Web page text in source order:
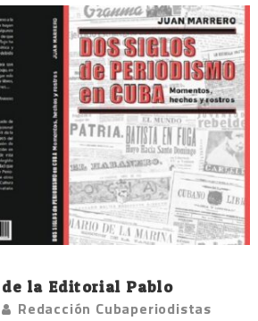
la Editorial Pablo
Redacción Cubaperiodistas